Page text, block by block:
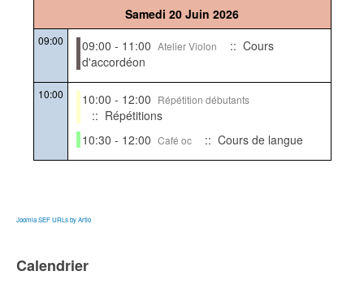
Samedi 20 Juin 2026
09:00 09:00 - 11:00 Atelier Violon
:: Cours
d'accordéon
10:00 10:00 - 12:00 Répétition débutants
:: Répétitions
10:30 - 12:00 Café oc :: Cours de langue
Joomla SEF URLs by Artio
Calendrier